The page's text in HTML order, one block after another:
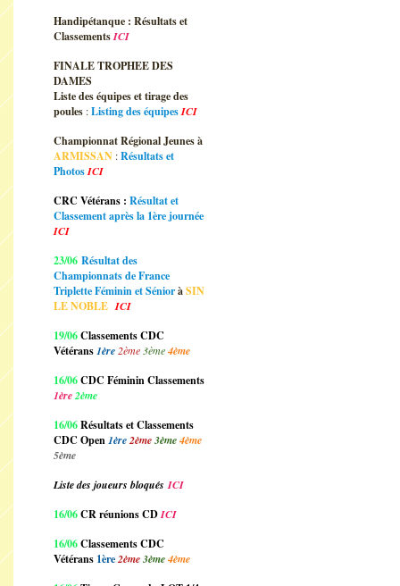
Handipétanque : Résultats et
ClassementsICI
FINALE TROPHEE DES
DAMES
Liste des équipes et tirage des
poules :Listing des équipesICI
Championnat Régional Jeunes à
ARMISSAN :Résultats et
PhotosICI
CRC Vétérans : Résultat et
Classement après la 1ère journée
ICI
23/06 Résultat des
Championnats de France
Triplette Féminin et SénioràSIN
LE NOBLEICI
19/06Classements CDC
Vétérans1ère 2ème 3ème4ème
16/06CDC Féminin Classements
1ère2ème
16/06Résultats et Classements
CDC Open1ère2ème3ème4ème
5ème
Liste des joueurs bloqués ICI
16/06CR réunions CDICI
16/06Classements CDC
Vétérans 1ère2ème3ème4ème